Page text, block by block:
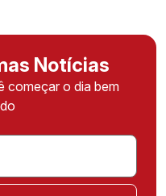
Notícias
começar o dia bem